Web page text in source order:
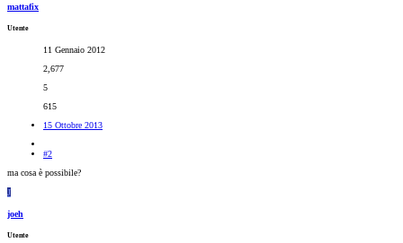
mattafix
Utente
11 Gennaio 2012
2,677
5
615
15 Ottobre 2013
#2
ma cosa è possibile?
J
joeh
Utente